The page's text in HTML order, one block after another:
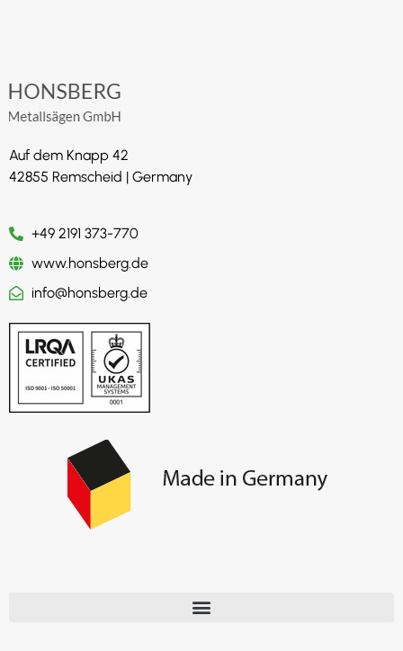
Auf dem Knapp 42
42855 Remscheid | Germany
+49 2191 373-770
www.honsberg.de
info@honsberg.de